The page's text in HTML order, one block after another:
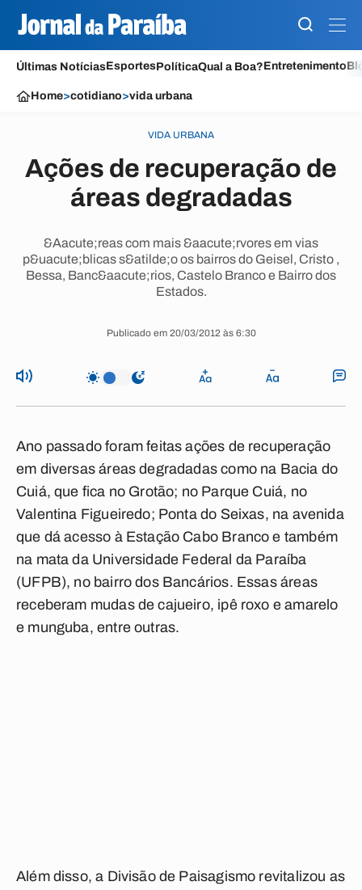
Últimas NotíciasEsportesPolíticaQual a Boa?Entretenimento
Home>cotidiano>vida urbana
VIDA URBANA
Ações de recuperação de
áreas degradadas
&Aacute;reas com mais &aacute;rvores em vias
p&uacute;blicas s&atilde;o os bairros do Geisel, Cristo ,
Bessa, Banc&aacute;rios, Castelo Branco e Bairro dos
Estados.
Publicado em 20/03/2012 às 6:30
Ano passado foram feitas ações de recuperação
em diversas áreas degradadas como na Bacia do
Cuiá, que fica no Grotão; no Parque Cuiá, no
Valentina Figueiredo; Ponta do Seixas, na avenida
que dá acesso à Estação Cabo Branco e também
na mata da Universidade Federal da Paraíba
(UFPB), no bairro dos Bancários. Essas áreas
receberam mudas de cajueiro, ipê roxo e amarelo
e munguba, entre outras.
Além disso, a Divisão de Paisagismo revitalizou as